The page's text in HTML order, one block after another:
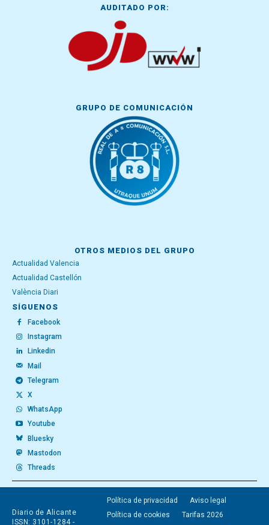
AUDITADO POR:
GRUPO DE COMUNICACIÓN
OTROS MEDIOS DEL GRUPO
Actualidad Valencia
Actualidad Castellón
València Diari
SÍGUENOS
Facebook
Instagram
Linkedin
Mail
Telegram
X
WhatsApp
Youtube
Bluesky
Mastodon
Threads
Diario de Alicante
ISSN: 3101-1284 -
Política de privacidad
Aviso legal
Política de cookies
Tarifas 2026